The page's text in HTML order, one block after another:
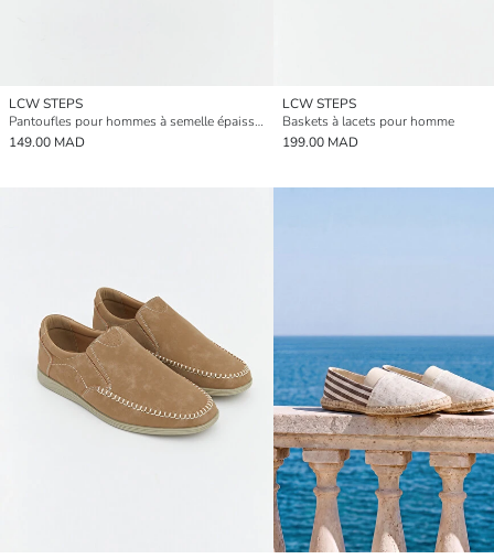
LCW STEPS
Pantoufles pour hommes à semelle épaisse à double boucle
149.00 MAD
LCW STEPS
Baskets à lacets pour homme
199.00 MAD